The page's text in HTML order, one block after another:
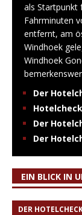
als Startpunkt
Fahrminuten
entfernt, am
Windhoek
Windhoek
Der
Der
Der
EIN BLICK IN
DER